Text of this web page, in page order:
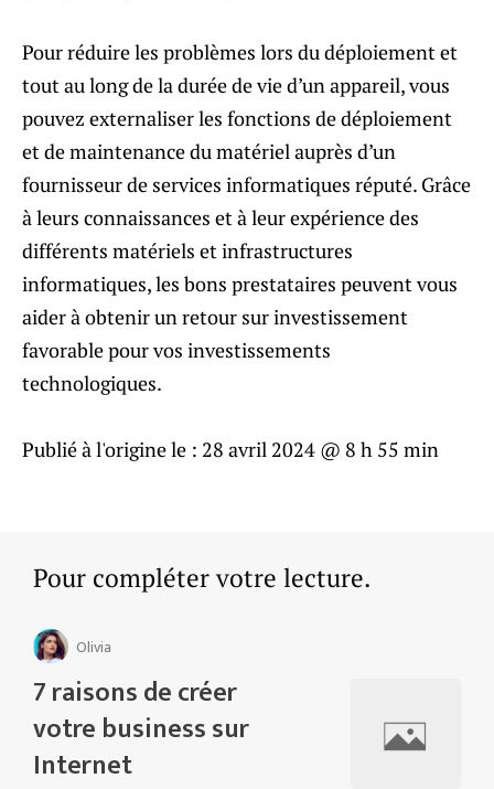
Pour réduire les problèmes lors du déploiement et
tout au long de la durée de vie d’un appareil, vous
pouvez externaliser les fonctions de déploiement
et de maintenance du matériel auprès d’un
fournisseur de services informatiques réputé. Grâce
à leurs connaissances et à leur expérience des
différents matériels et infrastructures
informatiques, les bons prestataires peuvent vous
aider à obtenir un retour sur investissement
favorable pour vos investissements
technologiques.
Publié à l'origine le : 28 avril 2024 @ 8 h 55 min
Pour compléter votre lecture.
Olivia
7 raisons de créer
votre business sur
Internet